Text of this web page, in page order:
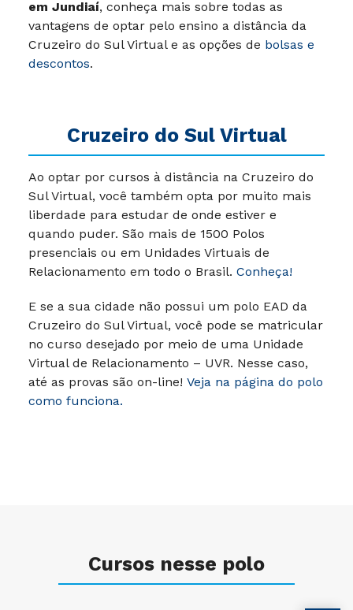
em Jundiaí, conheça mais sobre todas as
vantagens de optar pelo ensino a distância da
Cruzeiro do Sul Virtual e as opções de bolsas e
descontos.
Cruzeiro do Sul Virtual
Ao optar por cursos à distância na Cruzeiro do
Sul Virtual, você também opta por muito mais
liberdade para estudar de onde estiver e
quando puder. São mais de 1500 Polos
presenciais ou em Unidades Virtuais de
Relacionamento em todo o Brasil. Conheça!
E se a sua cidade não possui um polo EAD da
Cruzeiro do Sul Virtual, você pode se matricular
no curso desejado por meio de uma Unidade
Virtual de Relacionamento – UVR. Nesse caso,
até as provas são on-line! Veja na página do polo
como funciona.
Cursos nesse polo